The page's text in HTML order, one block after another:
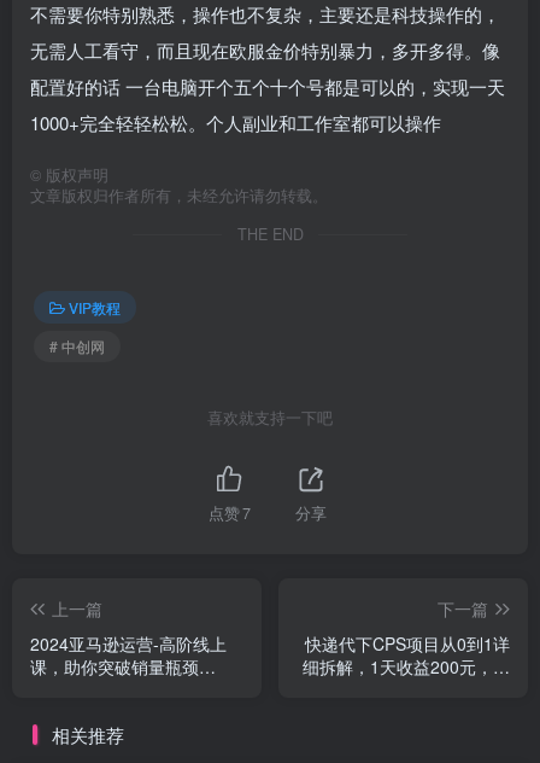
不需要你特别熟悉，操作也不复杂，主要还是科技操作的，
无需人工看守，而且现在欧服金价特别暴力，多开多得。像
配置好的话 一台电脑开个五个十个号都是可以的，实现一天
1000+完全轻轻松松。个人副业和工作室都可以操作
© 版权声明
文章版权归作者所有，未经允许请勿转载。
THE END
VIP教程
# 中创网
喜欢就支持一下吧
点赞7 分享
上一篇
2024亚马逊运营-高阶线上
课，助你突破销量瓶颈
下一篇
快递代下CPS项目从0到1详
细拆解，1天收益200元，轻
相关推荐